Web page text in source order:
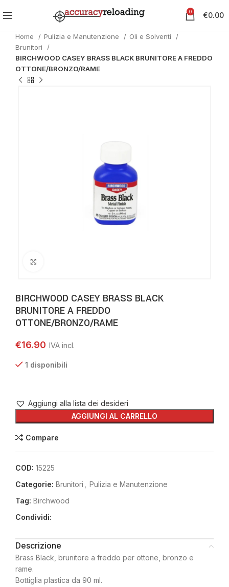
0 €0.00
Home Pulizia e Manutenzione
Oli e Solventi
Brunitori
BIRCHWOOD CASEY BRASS BLACK BRUNITORE A FREDDO
OTTONE/BRONZO/RAME
BIRCHWOOD CASEY BRASS BLACK
BRUNITORE A FREDDO
OTTONE/BRONZO/RAME
€16.90
1 disponibili
AGGIUNGI AL CARRELLO
Aggiungi alla lista dei desideri
Compare
COD: 15225
Categorie: Brunitori
Pulizia e Manutenzione
Tag: Birchwood
Condividi:
Descrizione
Brass Black, brunitore a freddo per ottone, bronzo e
rame.
Bottiglia plastica da 90 ml.